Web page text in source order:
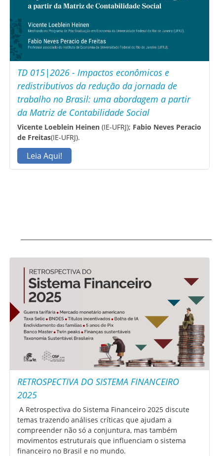
TD 015|2026 - Impactos econômicos e
redistributivos da redução da jornada de
trabalho no Brasil: uma abordagem a partir
da Matriz de Contabilidade Social
Vicente Loeblein Heinen(IE-UFRJ); Fabio Neves Peracio
de Freitas(IE-UFRJ).
Leia Aqui!
RETROSPECTIVA DO SISTEMA FINANCEIRO
2025
A Retrospectiva do Sistema Financeiro 2025 discute
temas trazendo análises críticas que ajudam a
compreender não só a conjuntura, mas também
movimentos estruturais que influenciam o sistema
financeiro no Brasil e no mundo.